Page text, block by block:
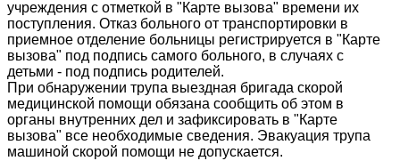
учреждения с отметкой в "Карте вызова" времени их
поступления. Отказ больного от транспортировки в
приемное отделение больницы регистрируется в "Карте
вызова" под подпись самого больного, в случаях с
детьми - под подпись родителей.
При обнаружении трупа выездная бригада скорой
медицинской помощи обязана сообщить об этом в
органы внутренних дел и зафиксировать в "Карте
вызова" все необходимые сведения. Эвакуация трупа
машиной скорой помощи не допускается.